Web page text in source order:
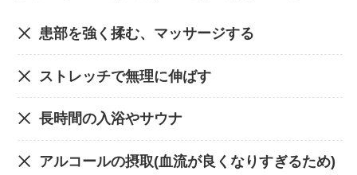
患部を強く揉む、マッサージする
ストレッチで無理に伸ばす
長時間の入浴やサウナ
アルコールの摂取(血流が良くなりすぎるため)